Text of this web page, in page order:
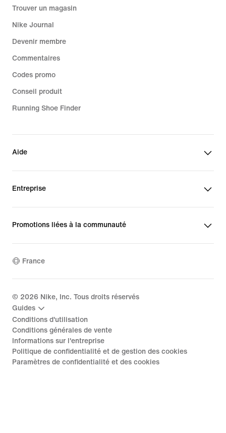
Trouver un magasin
Nike Journal
Devenir membre
Commentaires
Codes promo
Conseil produit
Running Shoe Finder
Aide
Entreprise
Promotions liées à la communauté
France
© 2026 Nike, Inc. Tous droits réservés
Guides
Conditions d'utilisation
Conditions générales de vente
Informations sur l'entreprise
Politique de confidentialité et de gestion des cookies
Paramètres de confidentialité et des cookies